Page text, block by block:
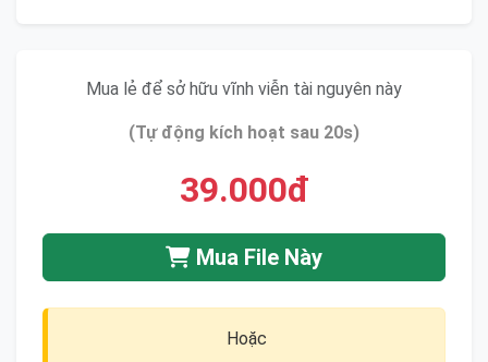
Mua lẻ để sở hữu vĩnh viễn tài nguyên này
(Tự động kích hoạt sau 20s)
39.000đ
Mua File Này
Hoặc